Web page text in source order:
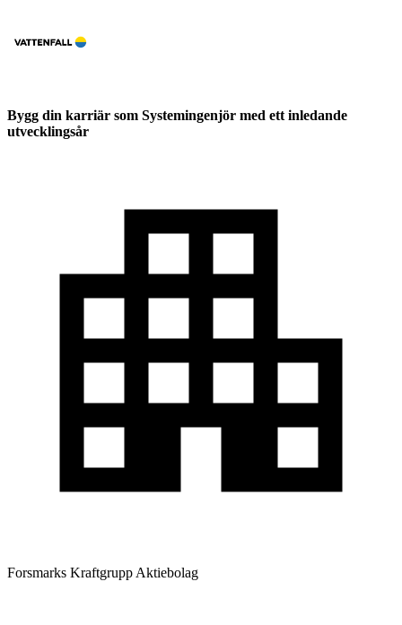
Bygg din karriär som Systemingenjör med ett inledande
utvecklingsår
Forsmarks Kraftgrupp Aktiebolag